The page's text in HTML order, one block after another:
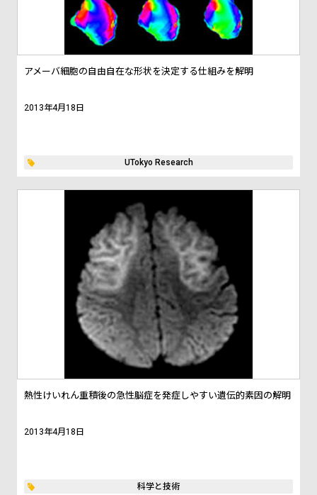
アメーバ細胞の自由自在な形状を決定する仕組みを解明
2013年4月18日
UTokyo Research
熱性けいれん重積後の急性脳症を発症しやすい遺伝的素因の解明
2013年4月18日
科学と技術